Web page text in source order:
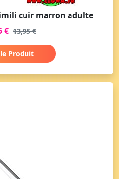
cuir marron adulte
€ 13,95 €
Produit